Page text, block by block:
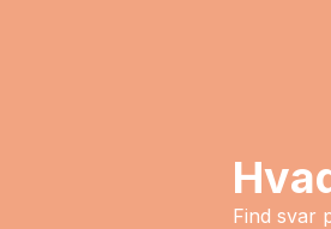
Find svar